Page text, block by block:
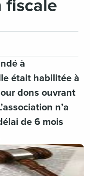
fiscale
à
était habilitée à
dons ouvrant
n’a
de 6 mois